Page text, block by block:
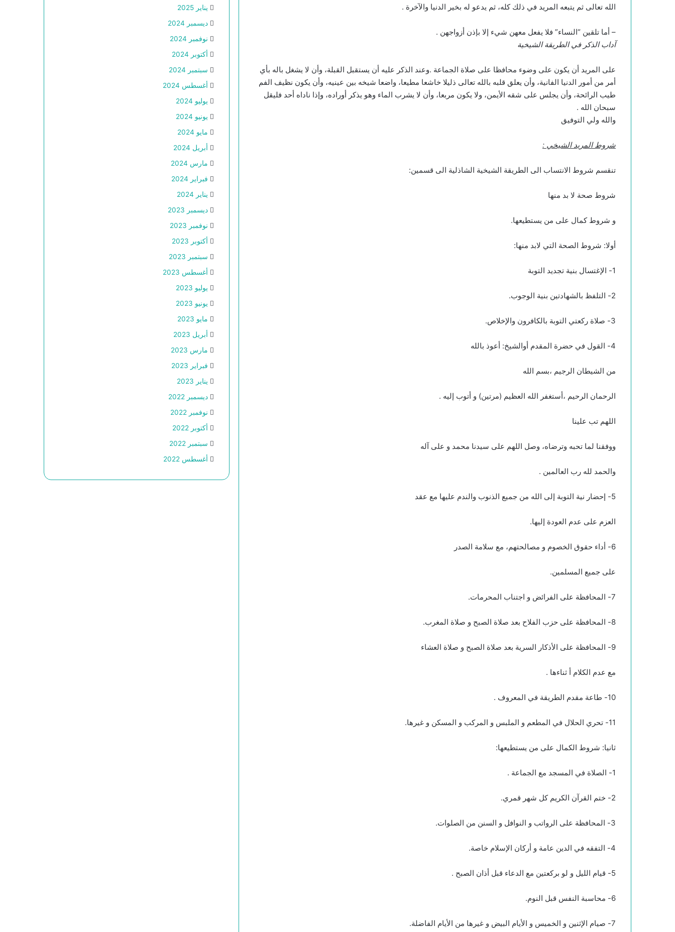
الله تعالى ثم يتبعه المريد في ذلك كله، ثم يدعو له بخير الدنيا والآخرة .
– أما تلقين “النساء” فلا يفعل معهن شيء إلا بإذن أزواجهن .
آداب الذكر في الطريقة الشيخية
على المريد أن يكون على وضوء محافظا على صلاة الجماعة .وعند الذكر عليه أن يستقبل القبلة، وأن لا يشغل باله بأي
أمر من أمور الدنيا الفانية، وأن يعلق قلبه بالله تعالى ذليلا خاشعا مطيعا، واضعا شيخه بين عينيه، وأن يكون نظيف الفم
طيب الرائحة، وأن يجلس على شقه الأيمن، ولا يكون مربعا، وأن لا يشرب الماء وهو يذكر أوراده، وإذا ناداه أحد فليقل
سبحان الله .
والله ولي التوفيق
شروط المريد الشيخي :
تنقسم شروط الانتساب الى الطريقة الشيخية الشاذلية الى قسمين:
شروط صحة لا بد منها
و شروط كمال على من يستطيعها.
أولا: شروط الصحة التي لابد منها:
1- الإغتسال بنية تجديد التوبة
2- التلفظ بالشهادتين بنية الوجوب.
3- صلاة ركعتي التوبة بالكافرون والإخلاص.
4- القول في حضرة المقدم أوالشيخ: أعوذ بالله
من الشيطان الرجيم ،بسم الله
الرحمان الرحيم ،أستغفر الله العظيم (مرتين) و أتوب إليه .
اللهم تب علينا
ووفقنا لما تحبه وترضاه، وصل اللهم على سيدنا محمد و على آله
والحمد لله رب العالمين .
5- إحضار نية التوبة إلى الله من جميع الذنوب والندم عليها مع عقد
العزم على عدم العودة إليها.
6- أداء حقوق الخصوم و مصالحتهم، مع سلامة الصدر
على جميع المسلمين.
7- المحافظة على الفرائض و اجتناب المحرمات.
8- المحافظة على حزب الفلاح بعد صلاة الصبح و صلاة المغرب.
9- المحافظة على الأذكار السرية بعد صلاة الصبح و صلاة العشاء
مع عدم الكلام أ ثناءها .
10- طاعة مقدم الطريقة في المعروف .
11- تحري الحلال في المطعم و الملبس و المركب و المسكن و غيرها.
ثانيا: شروط الكمال على من يستطيعها:
1- الصلاة في المسجد مع الجماعة .
2- ختم القرآن الكريم كل شهر قمري.
3- المحافظة على الرواتب و النوافل و السنن من الصلوات.
4- التفقه في الدين عامة و أركان الإسلام خاصة.
5- قيام الليل و لو بركعتين مع الدعاء قبل أذان الصبح .
6- محاسبة النفس قبل النوم.
7- صيام الإثنين و الخميس و الأيام البيض و غيرها من الأيام الفاضلة.
يناير 2025
ديسمبر 2024
نوفمبر 2024
أكتوبر 2024
سبتمبر 2024
أغسطس 2024
يوليو 2024
يونيو 2024
مايو 2024
أبريل 2024
مارس 2024
فبراير 2024
يناير 2024
ديسمبر 2023
نوفمبر 2023
أكتوبر 2023
سبتمبر 2023
أغسطس 2023
يوليو 2023
يونيو 2023
مايو 2023
أبريل 2023
مارس 2023
فبراير 2023
يناير 2023
ديسمبر 2022
نوفمبر 2022
أكتوبر 2022
سبتمبر 2022
أغسطس 2022